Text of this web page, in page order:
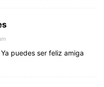
puedes ser feliz amiga